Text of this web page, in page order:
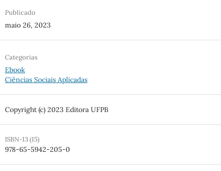
Publicado
maio 26, 2023
Categorias
Ebook
Ciências Sociais Aplicadas
Copyright (c) 2023 Editora UFPB
ISBN-13 (15)
978-65-5942-205-0